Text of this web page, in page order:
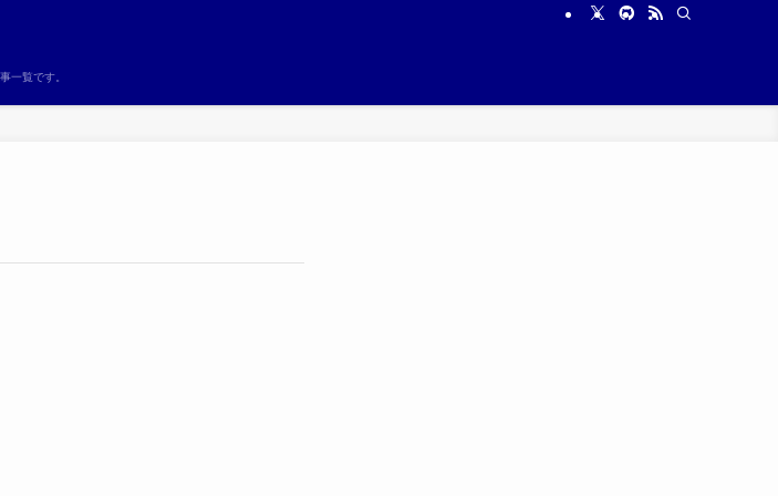
一覧です。